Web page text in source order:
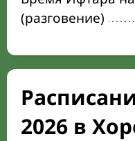
(разговение)
2026 в